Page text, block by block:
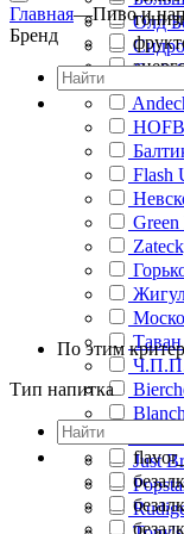
Олд
Craft
Главная—Пиво и
Бренд
Flash
Green
Just
По этим
Тип напитка